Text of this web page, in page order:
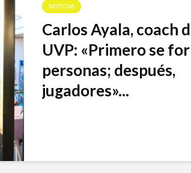
NOTICIAS
Carlos Ayala, coach
UVP: «Primero se
personas; después,
jugadores»...